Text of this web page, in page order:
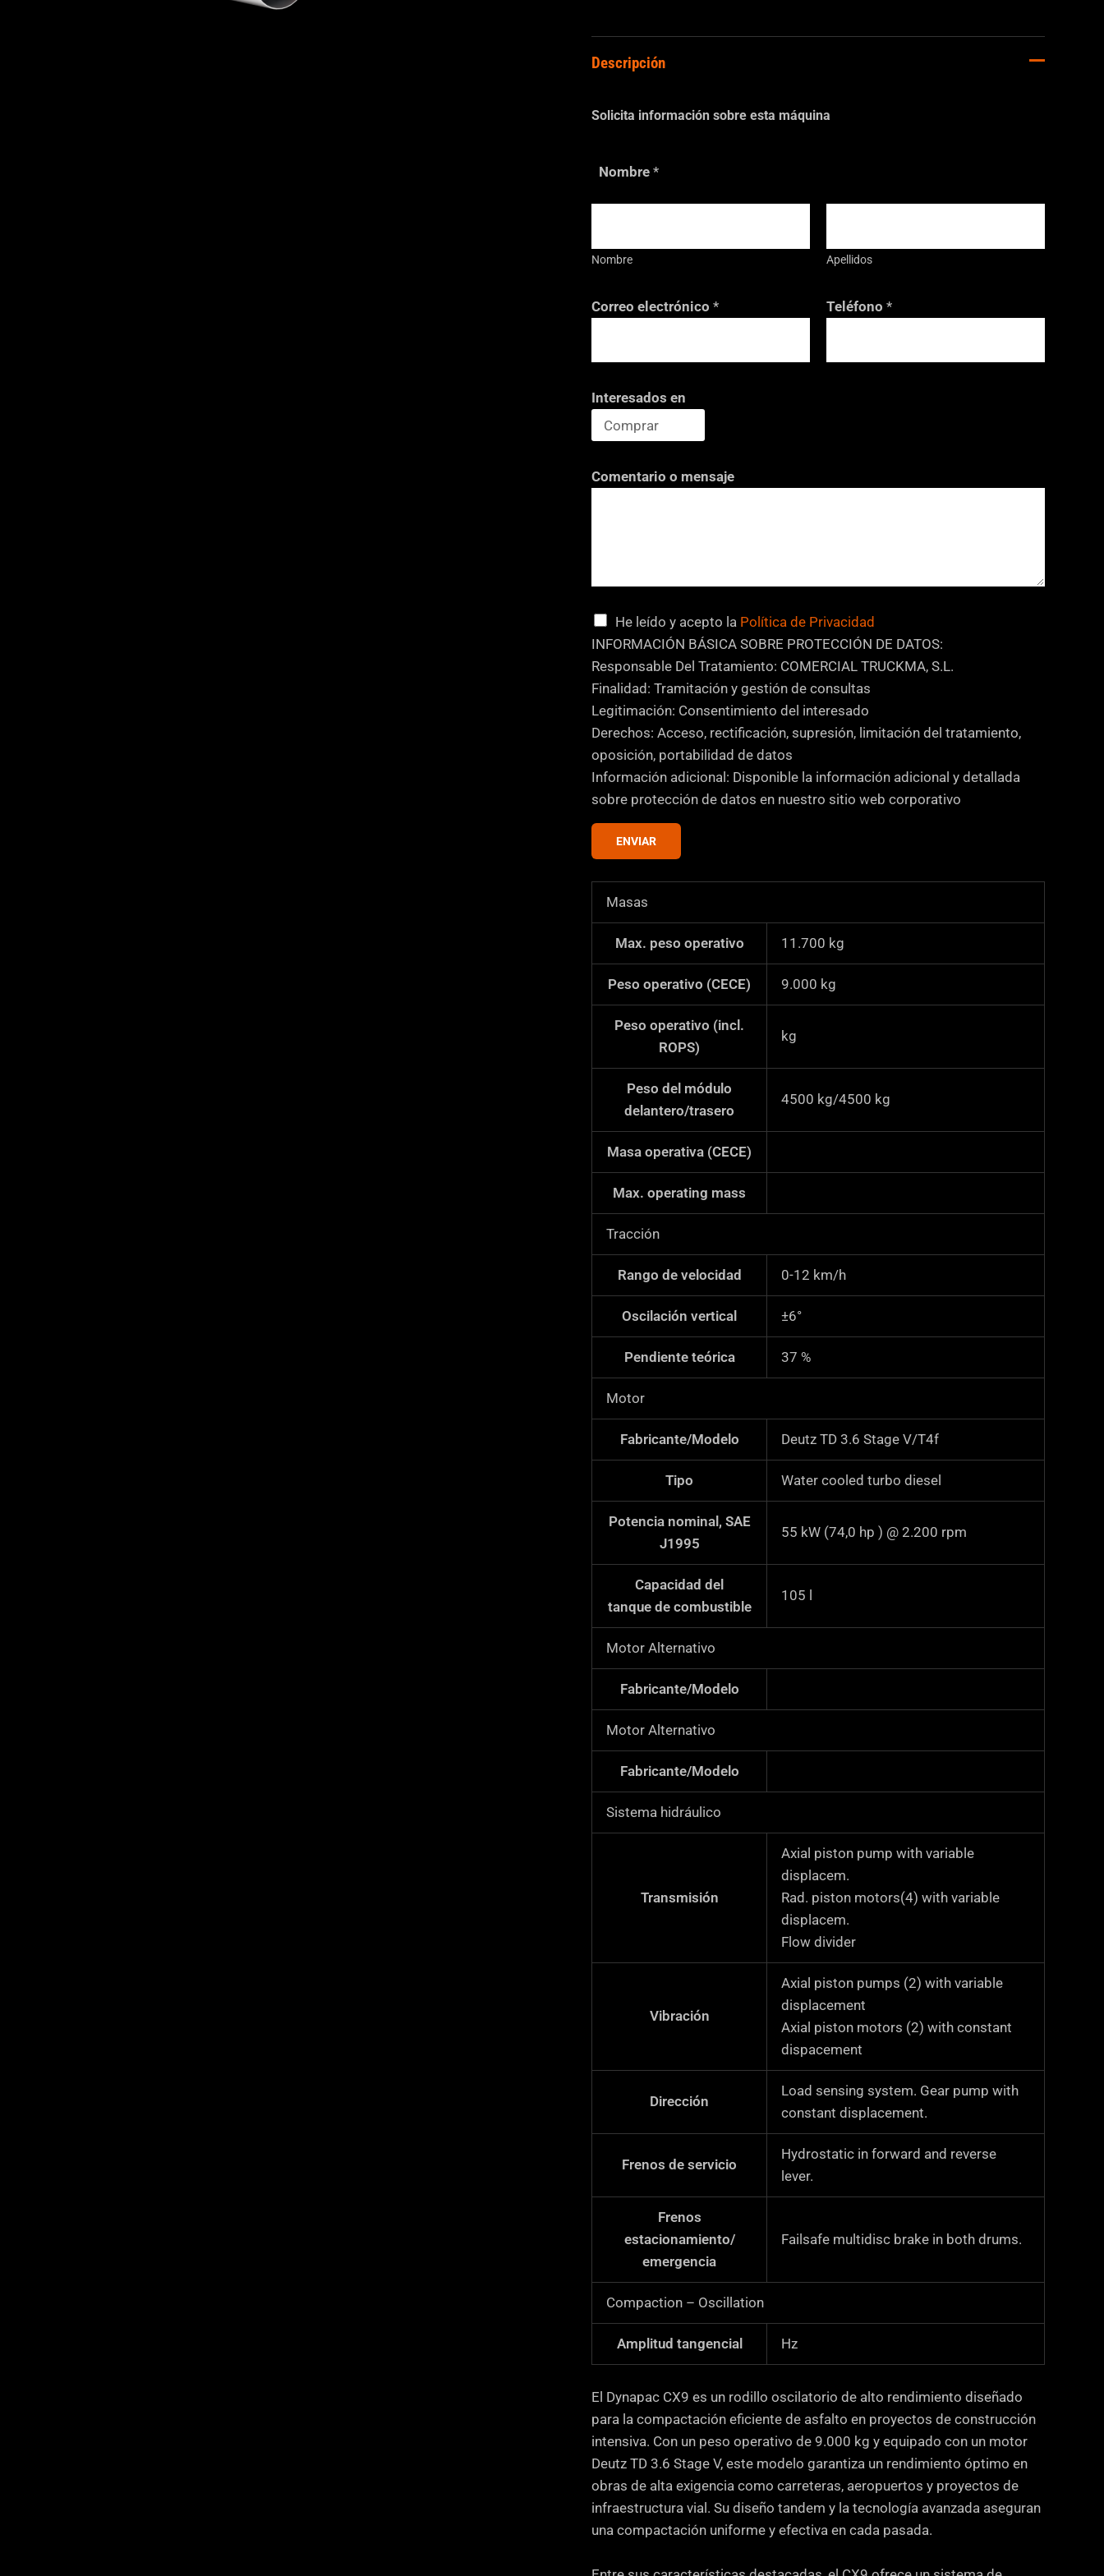
Descripción
Solicita información sobre esta máquina
Nombre *
Nombre Apellidos
Correo electrónico * Teléfono *
Interesados en
Comentario o mensaje
C
a
s
i
l
l
a
s
d
e
r
ó
He leído y acepto la Política de Privacidad
INFORMACIÓN BÁSICA SOBRE PROTECCIÓN DE DATOS:
Responsable Del Tratamiento: COMERCIAL TRUCKMA, S.L.
Finalidad: Tramitación y gestión de consultas
Legitimación: Consentimiento del interesado
Derechos: Acceso, rectificación, supresión, limitación del tratamiento,
oposición, portabilidad de datos
Información adicional: Disponible la información adicional y detallada
sobre protección de datos en nuestro sitio web corporativo
ENVIAR
Masas
Max. peso operativo 11.700 kg
Peso operativo (CECE) 9.000 kg
Peso operativo (incl.
ROPS)
kg
Peso del módulo
delantero/trasero
4500 kg/4500 kg
Masa operativa (CECE)
Max. operating mass
Tracción
Rango de velocidad 0-12 km/h
Oscilación vertical ±6°
Pendiente teórica 37 %
Motor
Fabricante/Modelo Deutz TD 3.6 Stage V/T4f
Tipo Water cooled turbo diesel
Potencia nominal, SAE
J1995
55 kW (74,0 hp ) @ 2.200 rpm
Capacidad del
tanque de combustible
105
Motor Alternativo
Fabricante/Modelo
Motor Alternativo
Fabricante/Modelo
Sistema hidráulico
Transmisión
Axial piston pump with variable
displacem.
Rad. piston motors(4) with variable
displacem.
Flow divider
Vibración
Axial piston pumps (2) with variable
displacement
Axial piston motors (2) with constant
dispacement
Dirección
Load sensing system. Gear pump with
constant displacement.
Frenos de servicio
Hydrostatic in forward and reverse
lever.
Frenos
estacionamiento/
emergencia
Failsafe multidisc brake in both drums.
Compaction – Oscillation
Amplitud tangencial Hz
El Dynapac CX9 es un rodillo oscilatorio de alto rendimiento diseñado
para la compactación eficiente de asfalto en proyectos de construcción
intensiva. Con un peso operativo de 9.000 kg y equipado con un motor
Deutz TD 3.6 Stage V, este modelo garantiza un rendimiento óptimo en
obras de alta exigencia como carreteras, aeropuertos y proyectos de
infraestructura vial. Su diseño tandem y la tecnología avanzada aseguran
una compactación uniforme y efectiva en cada pasada.